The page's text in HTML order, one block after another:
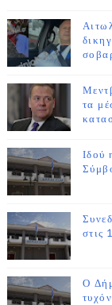
τα
Ιδού
στις
Ο